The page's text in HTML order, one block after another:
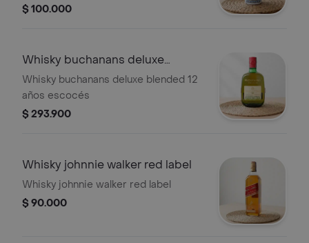
$ 100.000
Whisky buchanans deluxe
blended 12 años
Whisky buchanans deluxe blended 12
años escocés
$ 293.900
Whisky johnnie walker red label
Whisky johnnie walker red label
$ 90.000